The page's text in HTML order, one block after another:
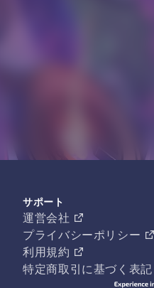
サポート
運営会社
プライバシーポリシー
利用規約
特定商取引に基づく表記